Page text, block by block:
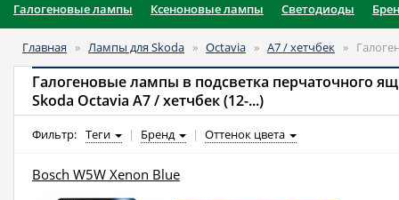
Галогеновые лампы Ксеноновые лампы Светодиоды
Главная » Лампы для Skoda » Octavia » A7 / хетчбек »
Галогеновые лампы в подсветка перчаточного
Skoda Octavia A7 / хетчбек (12-...)
Фильтр: Теги | Бренд | Оттенок цвета
Bosch W5W Xenon Blue